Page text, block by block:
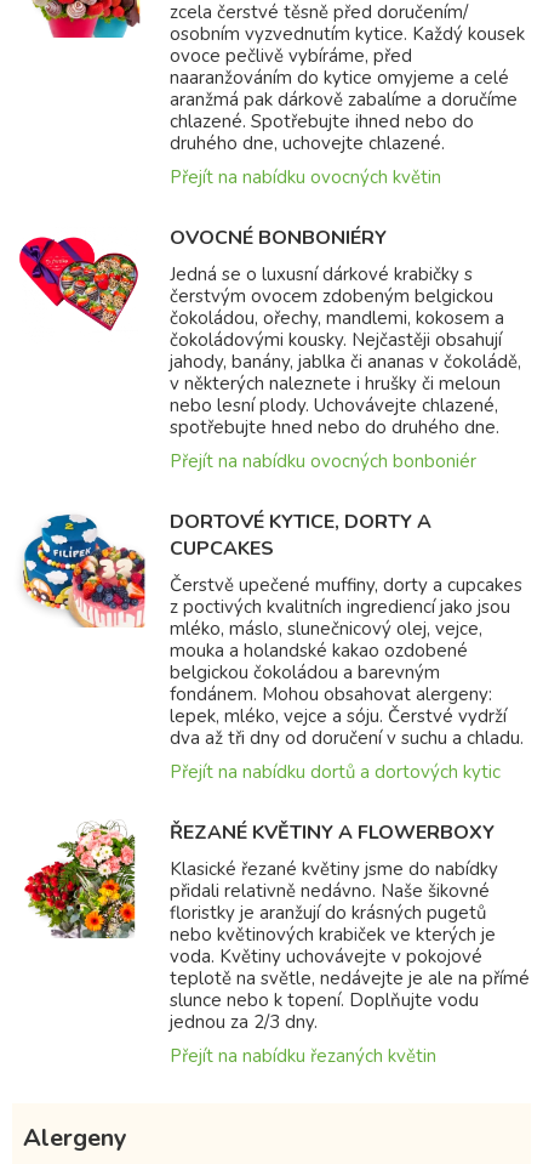
zcela čerstvé těsně před doručením/
osobním vyzvednutím kytice. Každý kousek
ovoce pečlivě vybíráme, před
naaranžováním do kytice omyjeme a celé
aranžmá pak dárkově zabalíme a doručíme
chlazené. Spotřebujte ihned nebo do
druhého dne, uchovejte chlazené.
Přejít na nabídku ovocných květin
OVOCNÉ BONBONIÉRY
Jedná se o luxusní dárkové krabičky s
čerstvým ovocem zdobeným belgickou
čokoládou, ořechy, mandlemi, kokosem a
čokoládovými kousky. Nejčastěji obsahují
jahody, banány, jablka či ananas v čokoládě,
v některých naleznete i hrušky či meloun
nebo lesní plody. Uchovávejte chlazené,
spotřebujte hned nebo do druhého dne.
Přejít na nabídku ovocných bonboniér
DORTOVÉ KYTICE, DORTY A
CUPCAKES
Čerstvě upečené muffiny, dorty a cupcakes
z poctivých kvalitních ingrediencí jako jsou
mléko, máslo, slunečnicový olej, vejce,
mouka a holandské kakao ozdobené
belgickou čokoládou a barevným
fondánem. Mohou obsahovat alergeny:
lepek, mléko, vejce a sóju. Čerstvé vydrží
dva až tři dny od doručení v suchu a chladu.
Přejít na nabídku dortů a dortových kytic
ŘEZANÉ KVĚTINY A FLOWERBOXY
Klasické řezané květiny jsme do nabídky
přidali relativně nedávno. Naše šikovné
floristky je aranžují do krásných pugetů
nebo květinových krabiček ve kterých je
voda. Květiny uchovávejte v pokojové
teplotě na světle, nedávejte je ale na přímé
slunce nebo k topení. Doplňujte vodu
jednou za 2/3 dny.
Přejít na nabídku řezaných květin
Alergeny